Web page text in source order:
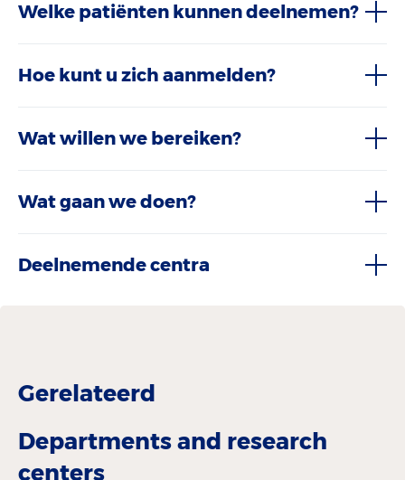
Welke patiënten kunnen deelnemen?
Hoe kunt u zich aanmelden?
Wat willen we bereiken?
Wat gaan we doen?
Deelnemende centra
Gerelateerd
Departments and research
centers